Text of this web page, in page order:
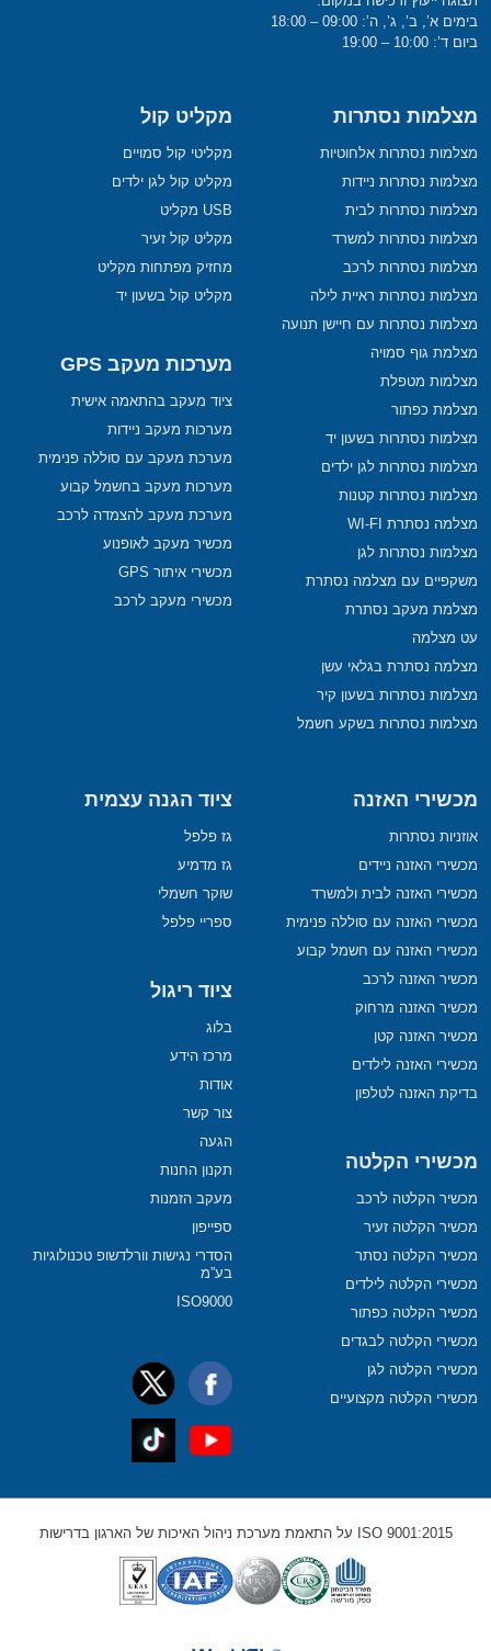
בימים א’, ב’, ג’, ה’: 09:00 – 18:00
ביום ד’: 10:00 – 19:00
מצלמות נסתרות
מצלמות נסתרות אלחוטיות
מצלמות נסתרות ניידות
מצלמות נסתרות לבית
מצלמות נסתרות למשרד
מצלמות נסתרות לרכב
מצלמות נסתרות ראיית לילה
מצלמות נסתרות עם חיישן תנועה
מצלמת גוף סמויה
מצלמות מטפלת
מצלמת כפתור
מצלמות נסתרות בשעון יד
מצלמות נסתרות לגן ילדים
מצלמות נסתרות קטנות
מצלמה נסתרת WI-FI
מצלמות נסתרות לגן
משקפיים עם מצלמה נסתרת
מצלמת מעקב נסתרת
עט מצלמה
מצלמה נסתרת בגלאי עשן
מצלמות נסתרות בשעון קיר
מצלמות נסתרות בשקע חשמל
מקליט קול
מקליטי קול סמויים
מקליט קול לגן ילדים
USB מקליט
מקליט קול זעיר
מחזיק מפתחות מקליט
מקליט קול בשעון יד
מערכות מעקב GPS
ציוד מעקב בהתאמה אישית
מערכות מעקב ניידות
מערכת מעקב עם סוללה פנימית
מערכות מעקב בחשמל קבוע
מערכת מעקב להצמדה לרכב
מכשיר מעקב לאופנוע
מכשירי איתור GPS
מכשירי מעקב לרכב
מכשירי האזנה
אוזניות נסתרות
מכשירי האזנה ניידים
מכשירי האזנה לבית ולמשרד
מכשירי האזנה עם סוללה פנימית
מכשירי האזנה עם חשמל קבוע
מכשיר האזנה לרכב
מכשיר האזנה מרחוק
מכשיר האזנה קטן
מכשירי האזנה לילדים
בדיקת האזנה לטלפון
מכשירי הקלטה
מכשיר הקלטה לרכב
מכשיר הקלטה זעיר
מכשיר הקלטה נסתר
מכשירי הקלטה לילדים
מכשיר הקלטה כפתור
מכשירי הקלטה לבגדים
מכשירי הקלטה לגן
מכשירי הקלטה מקצועיים
ציוד הגנה עצמית
גז פלפל
גז מדמיע
שוקר חשמלי
ספריי פלפל
ציוד ריגול
בלוג
מרכז הידע
אודות
צור קשר
הגעה
תקנון החנות
מעקב הזמנות
ספייפון
הסדרי נגישות וורלדשופ טכנולוגיות
בע”מ
ISO9000
ISO 9001:2015 על התאמת מערכת ניהול האיכות של הארגון בדרישות